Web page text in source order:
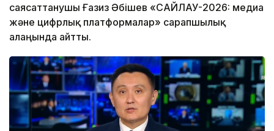
саясаттанушы Ғазиз Әбішев «САЙЛАУ-2026: медиа
және цифрлық платформалар» сарапшылық
алаңында айтты.